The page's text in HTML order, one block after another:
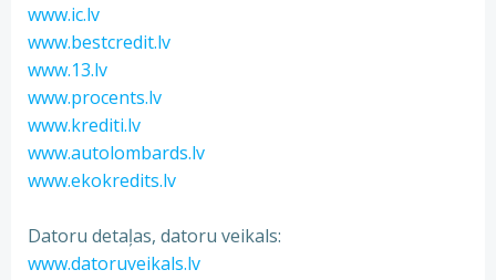
www.ic.lv
www.bestcredit.lv
www.13.lv
www.procents.lv
www.krediti.lv
www.autolombards.lv
www.ekokredits.lv
Datoru detaļas, datoru veikals:
www.datoruveikals.lv